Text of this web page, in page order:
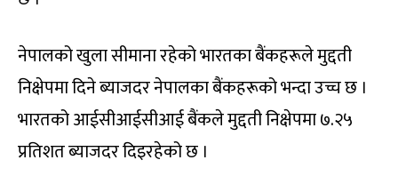
नेपालको खुला सीमाना रहेको भारतका बैंकहरूले मुद्दती
निक्षेपमा दिने ब्याजदर नेपालका बैंकहरूको भन्दा उच्च छ ।
भारतको आईसीआईसीआई बैंकले मुद्दती निक्षेपमा ७.२५
प्रतिशत ब्याजदर दिइरहेको छ ।